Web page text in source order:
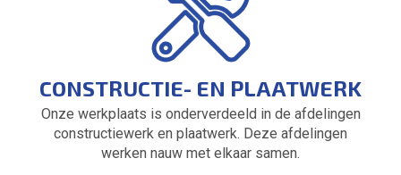
CONSTRUCTIE- EN PLAATWERK
Onze werkplaats is onderverdeeld in de afdelingen
constructiewerk en plaatwerk. Deze afdelingen
werken nauw met elkaar samen.